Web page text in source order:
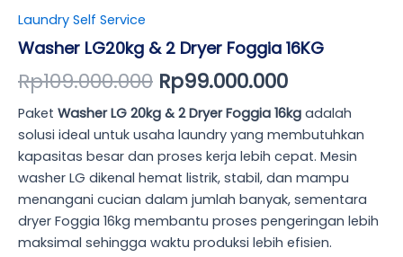
Laundry Self Service
Washer LG20kg & 2 Dryer Foggia 16KG
Rp109.000.000 Rp99.000.000
Paket Washer LG 20kg & 2 Dryer Foggia 16kg adalah
solusi ideal untuk usaha laundry yang membutuhkan
kapasitas besar dan proses kerja lebih cepat. Mesin
washer LG dikenal hemat listrik, stabil, dan mampu
menangani cucian dalam jumlah banyak, sementara
dryer Foggia 16kg membantu proses pengeringan lebih
maksimal sehingga waktu produksi lebih efisien.